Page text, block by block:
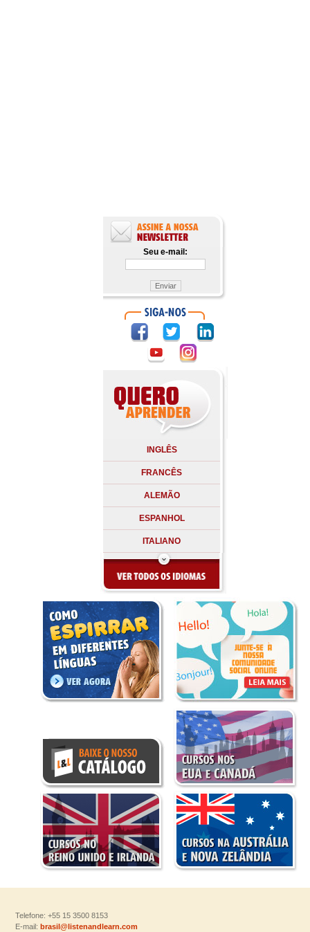
Seu e-mail:
INGLÊS
FRANCÊS
ALEMÃO
ESPANHOL
ITALIANO
Telefone: +55 15 3500 8153
E-mail: brasil@listenandlearn.com